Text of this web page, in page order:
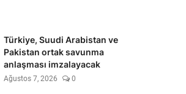
Türkiye, Suudi Arabistan ve
Pakistan ortak savunma
anlaşması imzalayacak
Ağustos 7, 2026 0